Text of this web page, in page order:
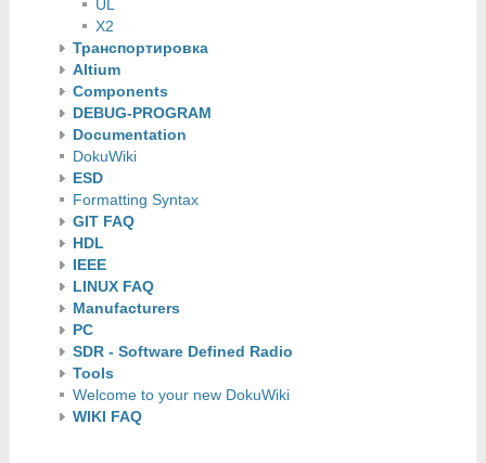
UL
X2
Транспортировка
Altium
Components
DEBUG-PROGRAM
Documentation
DokuWiki
ESD
Formatting Syntax
GIT FAQ
HDL
IEEE
LINUX FAQ
Manufacturers
PC
SDR - Software Defined Radio
Tools
Welcome to your new DokuWiki
WIKI FAQ